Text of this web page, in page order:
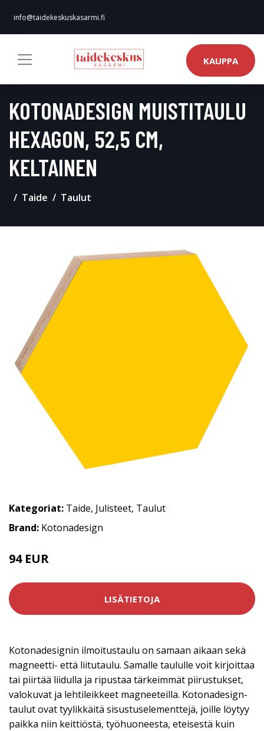
info@taidekeskuskasarmi.fi
KAUPPA
KOTONADESIGN MUISTITAULU
HEXAGON, 52,5 CM,
KELTAINEN
Taide Taulut
Kategoriat: Taide, Julisteet, Taulut
Brand: Kotonadesign
94 EUR
LISÄTIETOJA
Kotonadesignin ilmoitustaulu on samaan aikaan sekä
magneetti- että liitutaulu. Samalle taululle voit kirjoittaa
tai piirtää liidulla ja ripustaa tärkeimmät piirustukset,
valokuvat ja lehtileikkeet magneeteilla. Kotonadesign-
taulut ovat tyylikkäitä sisustuselementtejä, joille löytyy
paikka niin keittiöstä, työhuoneesta, eteisestä kuin